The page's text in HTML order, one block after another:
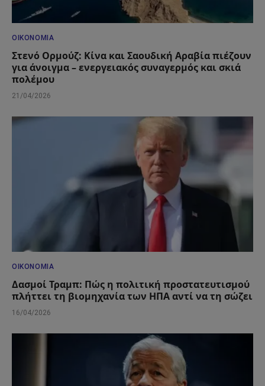
ΟΙΚΟΝΟΜΊΑ
Στενό Ορμούζ: Κίνα και Σαουδική Αραβία πιέζουν
για άνοιγμα – ενεργειακός συναγερμός και σκιά
πολέμου
21/04/2026
ΟΙΚΟΝΟΜΊΑ
Δασμοί Τραμπ: Πώς η πολιτική προστατευτισμού
πλήττει τη βιομηχανία των ΗΠΑ αντί να τη σώζει
16/04/2026